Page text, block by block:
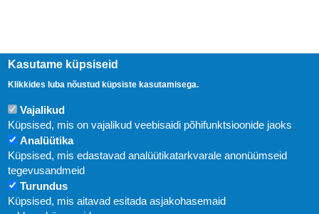
KIRJASTUS PEGASUS OÜ © 2020
Kasutame küpsiseid
Klikkides luba nõustud küpsiste kasutamisega.
Vajalikud
Küpsised, mis on vajalikud veebisaidi põhifunktsioonide jaoks
Analüütika
Küpsised, mis edastavad analüütikatarkvarale anonüümseid
tegevusandmeid
Turundus
Küpsised, mis aitavad esitada asjakohasemaid